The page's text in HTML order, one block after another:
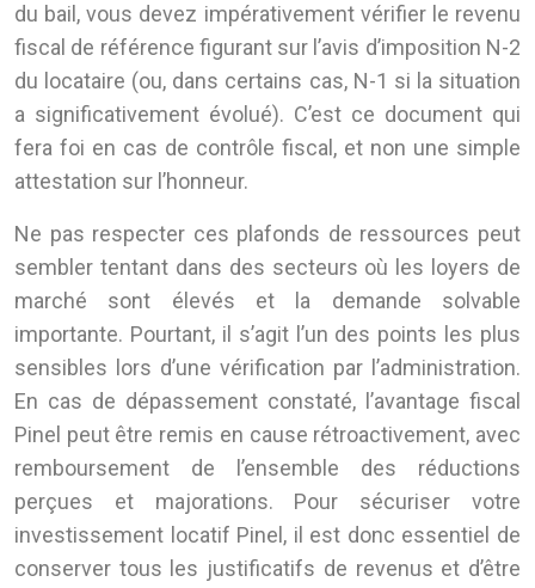
du bail, vous devez impérativement vérifier le revenu
fiscal de référence figurant sur l’avis d’imposition N-2
du locataire (ou, dans certains cas, N-1 si la situation
a significativement évolué). C’est ce document qui
fera foi en cas de contrôle fiscal, et non une simple
attestation sur l’honneur.
Ne pas respecter ces plafonds de ressources peut
sembler tentant dans des secteurs où les loyers de
marché sont élevés et la demande solvable
importante. Pourtant, il s’agit l’un des points les plus
sensibles lors d’une vérification par l’administration.
En cas de dépassement constaté, l’avantage fiscal
Pinel peut être remis en cause rétroactivement, avec
remboursement de l’ensemble des réductions
perçues et majorations. Pour sécuriser votre
investissement locatif Pinel, il est donc essentiel de
conserver tous les justificatifs de revenus et d’être